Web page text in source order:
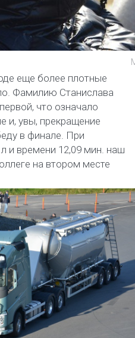
еще более плотные
Фамилию Станислава
что означало
и, увы, прекращение
в финале. При
и времени 12,09 мин. наш
на втором месте